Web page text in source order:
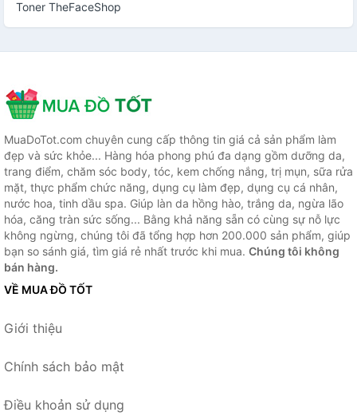
Toner TheFaceShop
MuaDoTot.com chuyên cung cấp thông tin giá cả sản phẩm làm
đẹp và sức khỏe... Hàng hóa phong phú đa dạng gồm dưỡng da,
trang điểm, chăm sóc body, tóc, kem chống nắng, trị mụn, sữa rửa
mặt, thực phẩm chức năng, dụng cụ làm đẹp, dụng cụ cá nhân,
nước hoa, tinh dầu spa. Giúp làn da hồng hào, trắng da, ngừa lão
hóa, căng tràn sức sống... Bằng khả năng sẵn có cùng sự nỗ lực
không ngừng, chúng tôi đã tổng hợp hơn 200.000 sản phẩm, giúp
bạn so sánh giá, tìm giá rẻ nhất trước khi mua. Chúng tôi không
bán hàng.
VỀ MUA ĐỒ TỐT
Giới thiệu
Chính sách bảo mật
Điều khoản sử dụng